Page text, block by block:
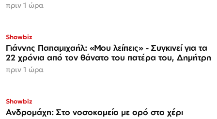
πριν 1 ώρα
Showbiz
Γιάννης Παπαμιχαήλ: «Μου λείπεις» - Συγκινεί για τα
22 χρόνια από τον θάνατο του πατέρα του, Δημήτρη
πριν 1 ώρα
Showbiz
Ανδρομάχη: Στο νοσοκομείο με ορό στο χέρι